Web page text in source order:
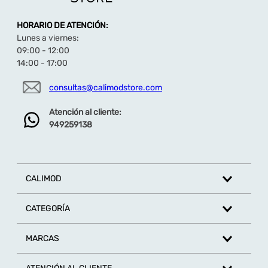
Máximo Frescor : Revestimiento interior de
transpirabilidad y suavidad en cada paso.
Adquiérelas haciendo
HORARIO DE ATENCIÓN:
Lunes a viernes:
09:00 - 12:00
14:00 - 17:00
consultas@calimodstore.com
Atención al cliente:
949259138
CALIMOD
CATEGORÍA
MARCAS